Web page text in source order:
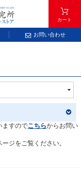
カート
お問い合わせ
表から元素記号をタップ
ますのでこちらからお問い
ージをご覧ください。